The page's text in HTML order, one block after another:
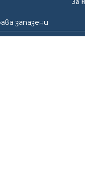
За
запазени